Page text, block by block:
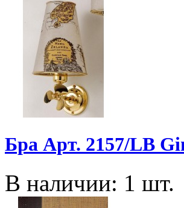
Бра Арт. 2157/LB
В наличии: 1 шт.